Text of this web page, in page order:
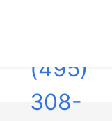
(495)
308-